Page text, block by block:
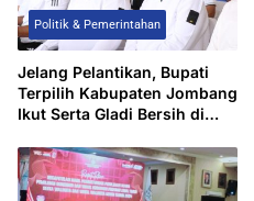
Politik & Pemerintahan
Jelang Pelantikan, Bupati
Terpilih Kabupaten Jombang
Ikut Serta Gladi Bersih di